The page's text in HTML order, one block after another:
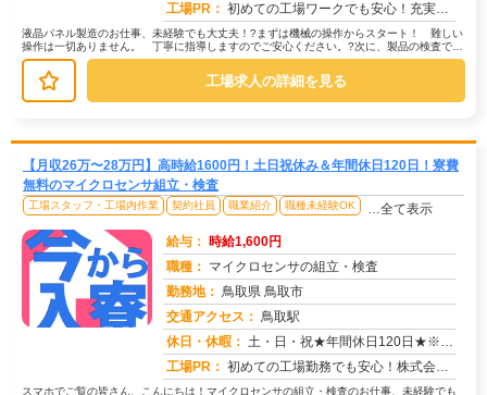
工場PR： 初めての工場ワークでも安心！充実のサポート体制で、あなたを応援します！→家具付き寮が無料で利用可能！鞄一つで新しい...
液晶パネル製造のお仕事、未経験でも大丈夫！?まずは機械の操作からスタート！ 難しい
操作は一切ありません。 丁寧に指導しますのでご安心ください。?次に、製品の検査で
す。 目視で製品をチェックする、...
工場求人の詳細を見る
【月収26万〜28万円】高時給1600円！土日祝休み＆年間休日120日！寮費
無料のマイクロセンサ組立・検査
工場スタッフ・工場内作業 契約社員 職業紹介 職種未経験OK …全て表示
給与： 時給1,600円
職種： マイクロセンサの組立・検査
勤務地： 鳥取県 鳥取市
交通アクセス： 鳥取駅
休日・休暇： 土・日・祝★年間休日120日★※会社カレンダーによる【その他長期休暇あり】ゴールデンウィーク、夏季休暇、冬季休暇
工場PR： 初めての工場勤務でも安心！株式会社京栄センターで、新しい一歩を踏み出してみませんか？→ 家具付き寮が用意されている...
スマホでご覧の皆さん、こんにちは！マイクロセンサの組立・検査のお仕事、未経験でも